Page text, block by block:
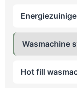
Wasmachine
Hot fill